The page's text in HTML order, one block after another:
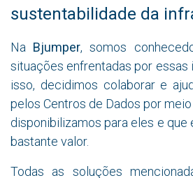
sustentabilidade da
Na Bjumper, somos
situações enfrentadas por essas
isso, decidimos colaborar e
pelos Centros de Dados por
disponibilizamos para eles e que
bastante valor.
Todas as soluções